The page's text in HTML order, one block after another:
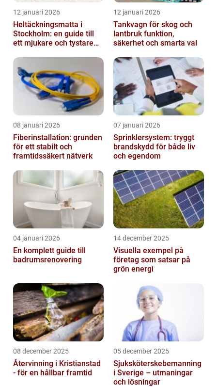
12 januari 2026
Heltäckningsmatta i
Stockholm: en guide till
ett mjukare och tystare
12 januari 2026
Tankvagn för skog och
lantbruk funktion,
säkerhet och smarta val
08 januari 2026
Fiberinstallation: grunden
för ett stabilt och
framtidssäkert nätverk
07 januari 2026
Sprinklersystem: tryggt
brandskydd för både liv
och egendom
04 januari 2026
En komplett guide till
badrumsrenovering
14 december 2025
Visuella exempel på
företag som satsar på
grön energi
08 december 2025
Återvinning i Kristianstad
- för en hållbar framtid
05 december 2025
Sjuksköterskebemanning
i Sverige – utmaningar
och lösningar